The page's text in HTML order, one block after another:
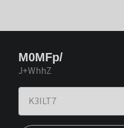
M0MFp/
J+WhhZ